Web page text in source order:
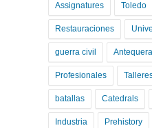
Assignatures Toledo
Restauraciones
guerra civil Antequera
Profesionales
batallas Catedrals
Industria Prehistory